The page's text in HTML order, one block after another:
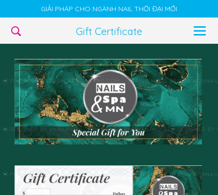
GIẢI PHÁP CHO NGÀNH NAIL THỜI ĐẠI MỚI
Gift Certificate